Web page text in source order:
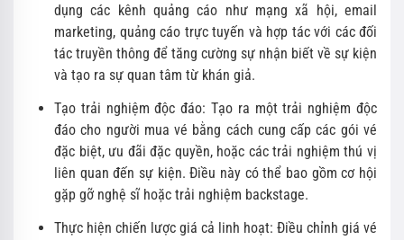
dụng các kênh quảng cáo như mạng xã hội, email
marketing, quảng cáo trực tuyến và hợp tác với các đối
tác truyền thông để tăng cường sự nhận biết về sự kiện
và tạo ra sự quan tâm từ khán giả.
Tạo trải nghiệm độc đáo: Tạo ra một trải nghiệm độc
đáo cho người mua vé bằng cách cung cấp các gói vé
đặc biệt, ưu đãi đặc quyền, hoặc các trải nghiệm thú vị
liên quan đến sự kiện. Điều này có thể bao gồm cơ hội
gặp gỡ nghệ sĩ hoặc trải nghiệm backstage.
Thực hiện chiến lược giá cả linh hoạt: Điều chỉnh giá vé